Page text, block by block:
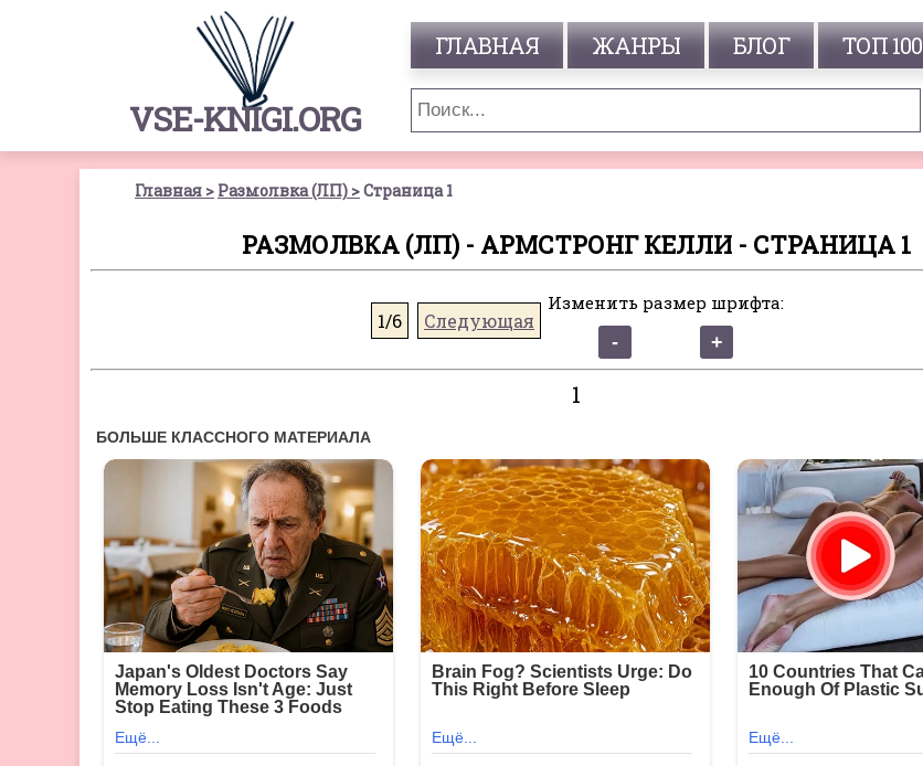
VSE-KNIGI.ORG
ГЛАВНАЯ ЖАНРЫ БЛОГ ТОП 100
Главная Размолвка (ЛП) Страница 1
РАЗМОЛВКА (ЛП) - АРМСТРОНГ КЕЛЛИ - СТРАНИЦА 1
1/6 Следующая
Изменить размер шрифта:
1